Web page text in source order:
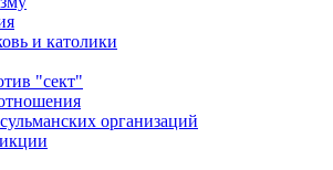
и католики
"сект"
организаций